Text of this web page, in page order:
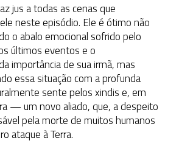
jus a todas as cenas que
neste episódio. Ele é ótimo não
o abalo emocional sofrido pelo
últimos eventos e o
importância de sua irmã, mas
essa situação com a profunda
sente pelos xindis e, em
— um novo aliado, que, a despeito
pela morte de muitos humanos
ataque à Terra.